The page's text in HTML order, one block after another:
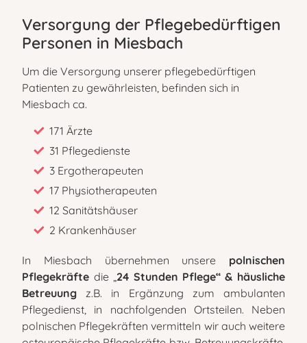
Versorgung der Pflegebedürftigen
Personen in Miesbach
Um die Versorgung unserer pflegebedürftigen
Patienten zu gewährleisten, befinden sich in
Miesbach ca.
171 Ärzte
31 Pflegedienste
3 Ergotherapeuten
17 Physiotherapeuten
12 Sanitätshäuser
2 Krankenhäuser
In Miesbach übernehmen unsere polnischen
Pflegekräfte die „ 24 Stunden Pflege“ & häusliche
Betreuung z.B. in Ergänzung zum ambulanten
Pflegedienst, in nachfolgenden Ortsteilen. Neben
polnischen Pflegekräften vermitteln wir auch weitere